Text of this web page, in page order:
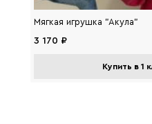
Мягкая игрушка "Акула"
3 170 ₽
Купить в 1